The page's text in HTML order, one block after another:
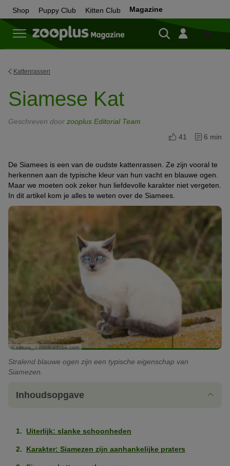
Shop Puppy Club Kitten Club Magazine
Shop
Kattenrassen
Siamese Kat
Geschreven door zooplus Editorial Team
41
6 min
De Siamees is een van de oudste kattenrassen. Ze zijn vooral te
herkennen aan de typische kleur van hun vacht en blauwe ogen.
Maar we moeten ook zeker hun liefdevolle karakter niet vergeten.
In dit artikel kom je alles te weten over de Siamees.
© satura_ / stock.adobe.com
Stralend blauwe ogen zijn een typische eigenschap van
Siamezen.
Inhoudsopgave
Uiterlijk: slanke schoonheden
Karakter: Siamezen zijn aanhankelijke praters